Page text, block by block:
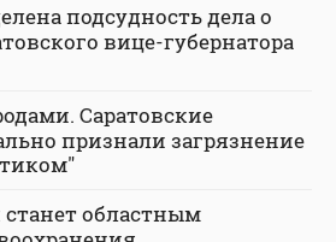
подсудность дела о
вице-губернатора
Саратовские
признали загрязнение
областным